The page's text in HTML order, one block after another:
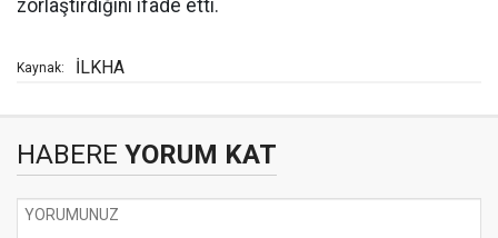
zorlaştırdığını ifade etti.
Kaynak: İLKHA
HABERE YORUM KAT